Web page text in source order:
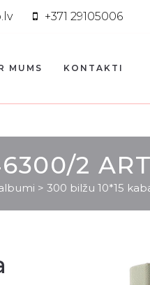
+371 29105006
MUMS KONTAKTI
2
> 300 bilžu 10*15